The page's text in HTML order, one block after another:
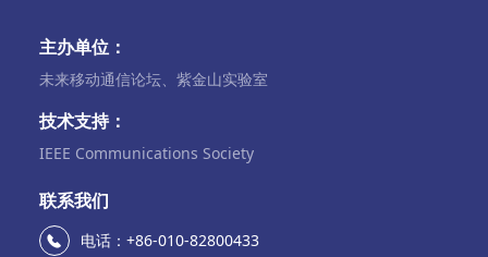
主办单位：
未来移动通信论坛、紫金山实验室
技术支持：
IEEE Communications Society
联系我们
电话：+86-010-82800433